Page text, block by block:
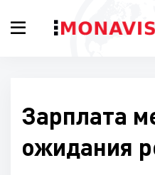
Зарплата
ожидания